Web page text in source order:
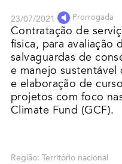
23/07/2021 Prorrogada
Contratação de
física, para avaliação
salvaguardas de
e manejo sustentável
e elaboração de
projetos com foco
Climate Fund (GCF).
Região: Território nacional